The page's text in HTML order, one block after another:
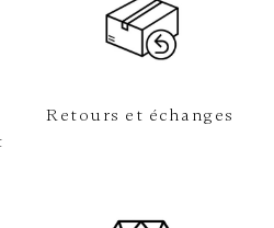
Retours et échanges